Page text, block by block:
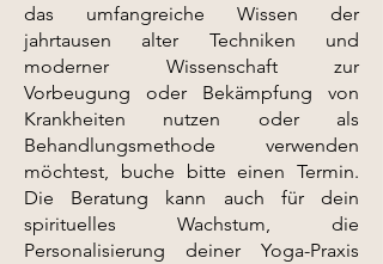
das umfangreiche Wissen der
jahrtausen alter Techniken und
moderner Wissenschaft zur
Vorbeugung oder Bekämpfung von
Krankheiten nutzen oder als
Behandlungsmethode verwenden
möchtest, buche bitte einen Termin.
Die Beratung kann auch für dein
spirituelles Wachstum, die
Personalisierung deiner Yoga-Praxis